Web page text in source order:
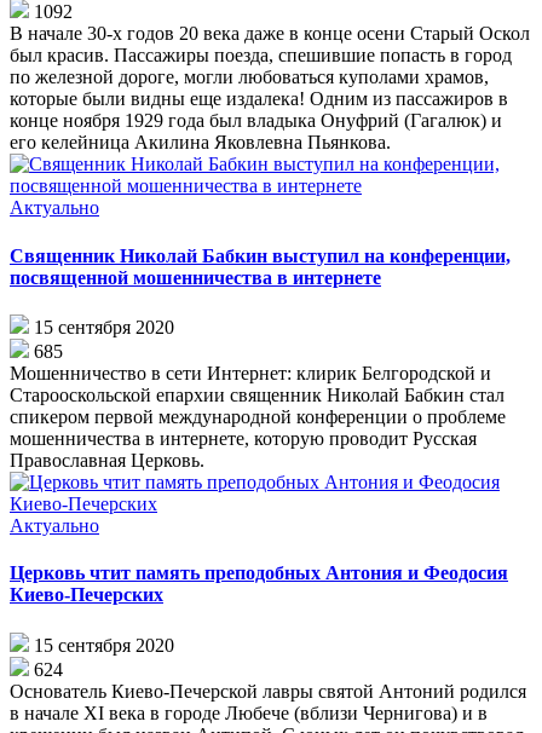
1092
В начале 30-х годов 20 века даже в конце осени Старый Оскол
был красив. Пассажиры поезда, спешившие попасть в город
по железной дороге, могли любоваться куполами храмов,
которые были видны еще издалека! Одним из пассажиров в
конце ноября 1929 года был владыка Онуфрий (Гагалюк) и
его келейница Акилина Яковлевна Пьянкова.
Актуально
Священник Николай Бабкин выступил на конференции,
посвященной мошенничества в интернете
15 сентября 2020
685
Мошенничество в сети Интернет: клирик Белгородской и
Старооскольской епархии священник Николай Бабкин стал
спикером первой международной конференции о проблеме
мошенничества в интернете, которую проводит Русская
Православная Церковь.
Актуально
Церковь чтит память преподобных Антония и Феодосия
Киево-Печерских
15 сентября 2020
624
Основатель Киево-Печерской лавры святой Антоний родился
в начале XI века в городе Любече (вблизи Чернигова) и в